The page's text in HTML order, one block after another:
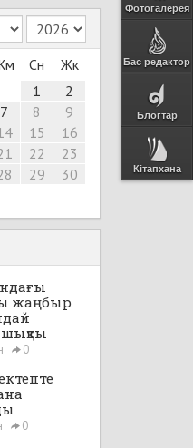
Фотогалерея
Бас редактор
Блогтар
Кітапхана
Сн
Жк
1
2
7 8
9
15
16
22
23
29
30
жаңбыр
0
0